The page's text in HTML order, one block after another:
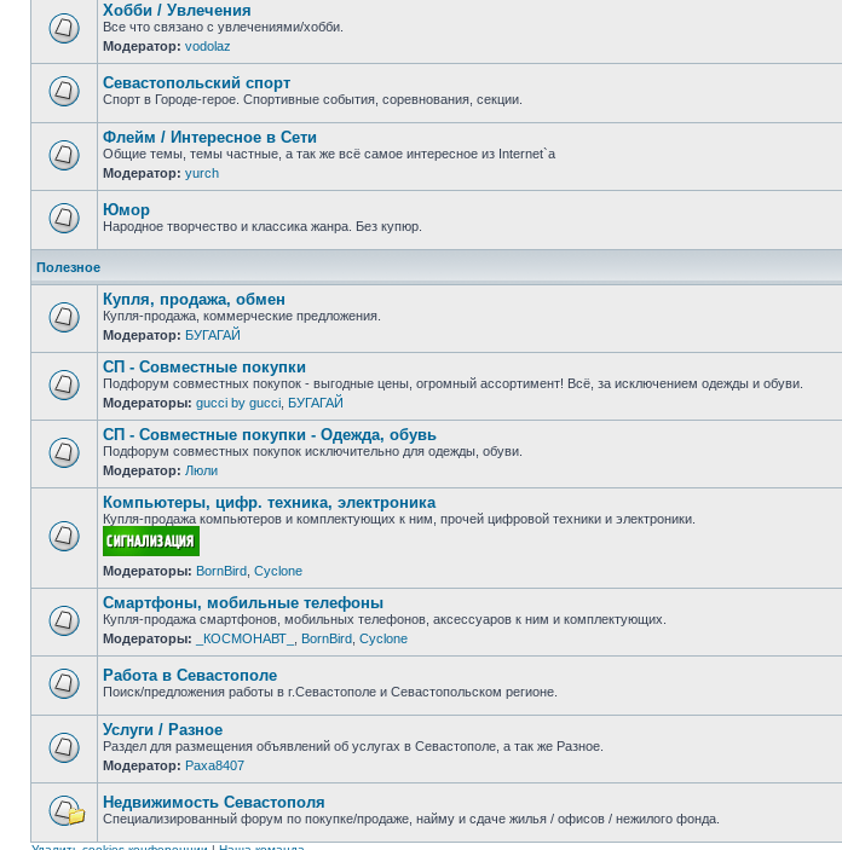
Нет
непрочитанных
сообщений
Хобби / Увлечения
Все что связано с увлечениями/хобби.
Модератор: vodolaz
непрочитанных
сообщений
Севастопольский спорт
Спорт в Городе-герое. Спортивные события, соревнования, секции.
Нет
непрочитанных
сообщений
Флейм / Интересное в Cети
Общие темы, темы частные, а так же всё самое интересное из Internet`а
Модератор: yurch
непрочитанных
сообщений
Юмор
Народное творчество и классика жанра. Без купюр.
Полезное
Нет
непрочитанных
сообщений
Купля, продажа, обмен
Купля-продажа, коммерческие предложения.
Модератор: БУГАГАЙ
Нет
непрочитанных
сообщений
СП - Совместные покупки
Подфорум совместных покупок - выгодные цены, огромный ассортимент! Всё, за исключением одежды и обуви.
Модераторы: gucci by gucci БУГАГАЙ
Нет
непрочитанных
сообщений
СП - Совместные покупки - Одежда, обувь
Подфорум совместных покупок исключительно для одежды, обуви.
Модератор: Люли
Нет
непрочитанных
Компьютеры, цифр. техника, электроника
Купля-продажа компьютеров и комплектующих к ним, прочей цифровой техники и электроники.
Модераторы: BornBird Cyclone
Нет
непрочитанных
сообщений
Смартфоны, мобильные телефоны
Купля-продажа смартфонов, мобильных телефонов, аксессуаров к ним и комплектующих.
Модераторы:
_КОСМОНАВТ_ BornBird Cyclone
непрочитанных
сообщений
Работа в Севастополе
Поиск/предложения работы в г.Севастополе и Севастопольском регионе.
Нет
непрочитанных
сообщений
Услуги / Разное
Раздел для размещения объявлений об услугах в Севастополе, а так же Разное.
Модератор: Paxa8407
непрочитанных
Недвижимость Севастополя
Специализированный форум по покупке/продаже, найму и сдаче жилья / офисов / нежилого фонда.